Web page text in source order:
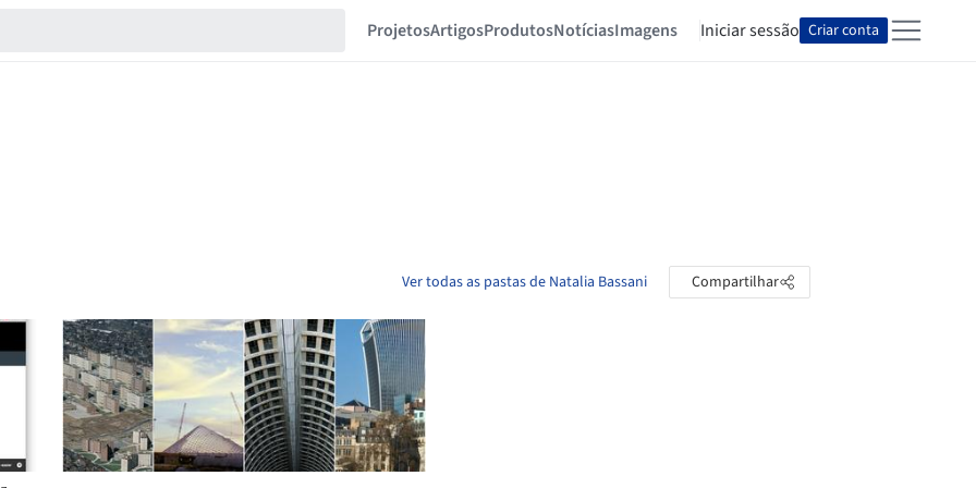
ProjetosArtigosProdutosNotíciasImagens Iniciar sessão Criar conta
Ver todas as pastas de Natalia Bassani Compartilhar